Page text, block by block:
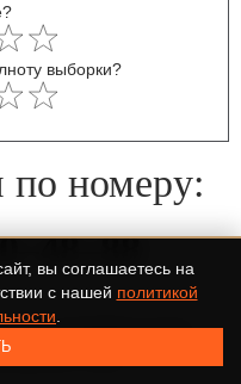
выборки?
по номеру:
В ФОРМЕ И НАШ
ВАМ
вы соглашаетесь на
с нашей политикой